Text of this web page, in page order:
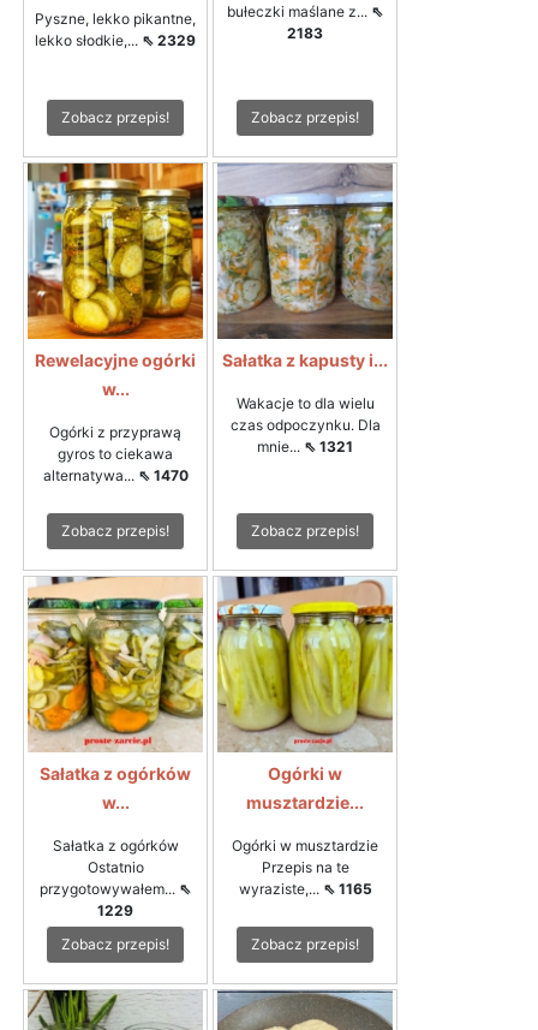
Pyszne, lekko pikantne,
lekko słodkie,... ⇖ 2329
Zobacz przepis!
bułeczki maślane z... ⇖
2183
Zobacz przepis!
Rewelacyjne ogórki
w...
Ogórki z przyprawą
gyros to ciekawa
alternatywa... ⇖ 1470
Zobacz przepis!
Sałatka z kapusty i...
Wakacje to dla wielu
czas odpoczynku. Dla
mnie... ⇖ 1321
Zobacz przepis!
Sałatka z ogórków
w...
Sałatka z ogórków
Ostatnio
przygotowywałem... ⇖
1229
Zobacz przepis!
Ogórki w
musztardzie...
Ogórki w musztardzie
Przepis na te
wyraziste,... ⇖ 1165
Zobacz przepis!